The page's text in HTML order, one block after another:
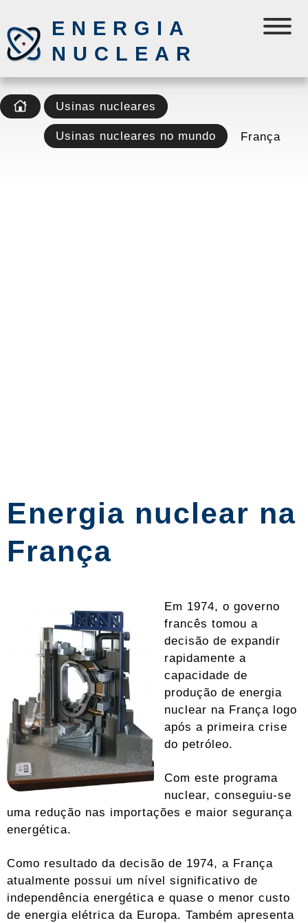
ENERGIA
NUCLEAR
Usinas nucleares
Usinas nucleares no mundo França
Energia nuclear na
França
Em 1974, o governo
francês tomou a
decisão de expandir
rapidamente a
capacidade de
produção de energia
nuclear na França logo
após a primeira crise
do petróleo.
Com este programa
nuclear, conseguiu-se
uma redução nas importações e maior segurança
energética.
Como resultado da decisão de 1974, a França
atualmente possui um nível significativo de
independência energética e quase o menor custo
de energia elétrica da Europa. Também apresenta